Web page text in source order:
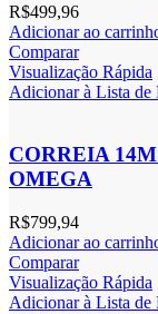
R$499,96
Adicionar ao
Comparar
Visualização Rápida
Adicionar à Lista de
CORREIA
OMEGA
R$799,94
Adicionar ao
Comparar
Visualização Rápida
Adicionar à Lista de